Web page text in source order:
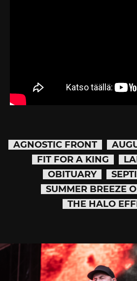
AGNOSTIC FRONT
FIT FOR A KING
OBITUARY
SUMMER BREEZE
THE HALO